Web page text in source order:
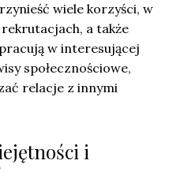
wiele korzyści, w
a także
w interesującej
społecznościowe,
relacje z innymi
i